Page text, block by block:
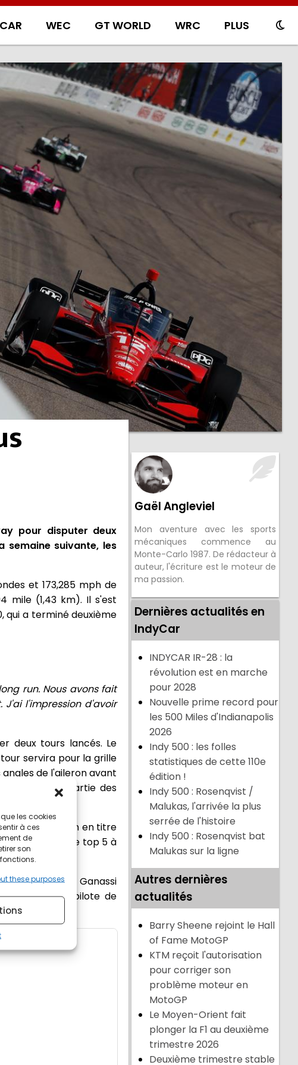
les cookies
à ces
de
son
these purposes
WEC GT WORLD WRC PLUS
pour disputer deux
semaine suivante, les
et 173,285 mph de
mile (1,43 km). Il s'est
qui a terminé deuxième
run. Nous avons fait
l'impression d'avoir
deux tours lancés. Le
servira pour la grille
de l'aileron avant
pneus font partie des
le champion en titre
complétant le top 5 à
Chip Ganassi
le troisième pilote de
Gaël Angleviel
Mon aventure avec les sports
mécaniques commence au
Monte-Carlo 1987. De rédacteur à
auteur, l'écriture est le moteur de
ma passion.
Dernières actualités en
IndyCar
INDYCAR IR-28 : la
révolution est en marche
pour 2028
Nouvelle prime record pour
les 500 Miles d'Indianapolis
2026
Indy 500 : les folles
statistiques de cette 110e
édition !
Indy 500 : Rosenqvist /
Malukas, l'arrivée la plus
serrée de l'histoire
Indy 500 : Rosenqvist bat
Malukas sur la ligne
Autres dernières
actualités
Barry Sheene rejoint le Hall
of Fame MotoGP
KTM reçoit l'autorisation
pour corriger son
problème moteur en
MotoGP
Le Moyen-Orient fait
plonger la F1 au deuxième
trimestre 2026
Deuxième trimestre stable